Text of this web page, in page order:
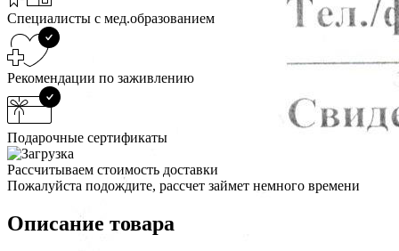
Специалисты с мед.образованием
Рекомендации по заживлению
Подарочные сертификаты
Рассчитываем стоимость доставки
Пожалуйста подождите, рассчет займет немного времени
Описание товара